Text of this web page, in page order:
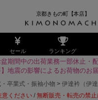
京都きもの町【本店】
セール ランキング
盆期間中の出荷業務一部休止・
】地震の影響によるお荷物のお
卒業式・振袖小物
伊達衿（伊
意ください /無断販売・転売の禁